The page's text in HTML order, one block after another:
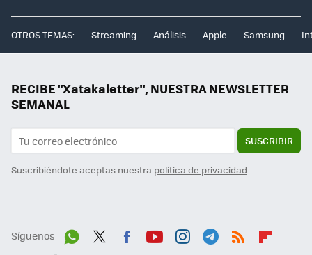
OTROS TEMAS: Streaming Análisis Apple Samsung
RECIBE "Xatakaletter", NUESTRA NEWSLETTER
SEMANAL
SUSCRIBIR
Suscribiéndote aceptas nuestra política de privacidad
Síguenos